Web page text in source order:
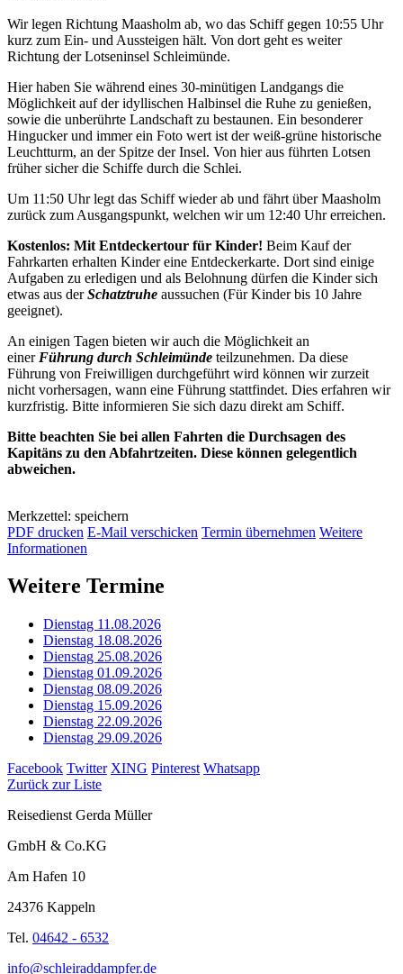
Wir legen Richtung Maasholm ab, wo das Schiff gegen 10:55 Uhr
kurz zum Ein- und Aussteigen hält. Von dort geht es weiter
Richtung der Lotseninsel Schleimünde.
Hier haben Sie während eines 30-minütigen Landgangs die
Möglichkeit auf der idyllischen Halbinsel die Ruhe zu genießen,
sowie die unberührte Landschaft zu bestaunen. Ein besonderer
Hingucker und immer ein Foto wert ist der weiß-grüne historische
Leuchtturm, an der Spitze der Insel. Von hier aus führten Lotsen
früher sicher die Schiffe durch die Schlei.
Um 11:50 Uhr legt das Schiff wieder ab und fährt über Maasholm
zurück zum Ausgangspunkt, welchen wir um 12:40 Uhr erreichen.
Kostenlos: Mit Entdeckertour für Kinder! Beim Kauf der
Fahrkarten erhalten Kinder eine Entdeckerkarte. Dort sind einige
Aufgaben zu erledigen und als Belohnung dürfen die Kinder sich
etwas aus derSchatztruhe aussuchen (Für Kinder bis 10 Jahre
geeignet).
An einigen Tagen bieten wir auch die Möglichkeit an
einer Führung durch Schleimünde teilzunehmen. Da diese
Führung von Freiwilligen durchgeführt wird können wir zurzeit
nicht vorhersagen, wann eine Führung stattfindet. Dies erfahren wir
kurzfristig. Bitte informieren Sie sich dazu direkt am Schiff.
Bitte beachten Sie bei allen Fahrten die Durchsagen des
Kapitäns zu den Abfahrtzeiten. Diese können gelegentlich
abweichen.
Merkzettel: speichern
PDF drucken E-Mail verschicken Termin übernehmen Weitere
Informationen
Weitere Termine
Dienstag 11.08.2026
Dienstag 18.08.2026
Dienstag 25.08.2026
Dienstag 01.09.2026
Dienstag 08.09.2026
Dienstag 15.09.2026
Dienstag 22.09.2026
Dienstag 29.09.2026
Facebook Twitter XING Pinterest Whatsapp
Zurück zur Liste
Reisedienst Gerda Müller
GmbH & Co.KG
Am Hafen 10
24376 Kappeln
Tel. 04642 - 6532
info@schleiraddampfer.de